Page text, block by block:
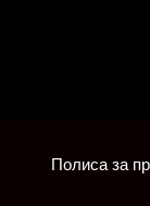
Полиса за